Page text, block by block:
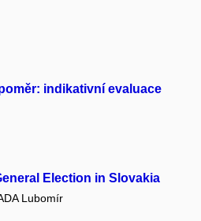
indikativní evaluace
Election in Slovakia
Lubomír